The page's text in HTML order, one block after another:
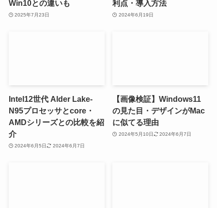
Win10との違いも
2025年7月23日
利点・導入方法
2024年6月19日
Intel12世代 Alder Lake-
N95プロセッサとcore・
AMDシリーズとの比較を紹
介
2024年6月5日 2024年6月7日
【画像検証】Windows11
の見た目・デザインがMac
に似てる理由
2024年5月10日 2024年6月7日